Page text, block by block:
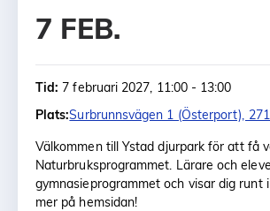
7 FEB.
Tid: 7 februari 2027, 11:00 - 13:00
Plats:Surbrunnsvägen 1 (Österport),
Välkommen till Ystad djurpark för att få
Naturbruksprogrammet. Lärare och
gymnasieprogrammet och visar dig runt
mer på hemsidan!